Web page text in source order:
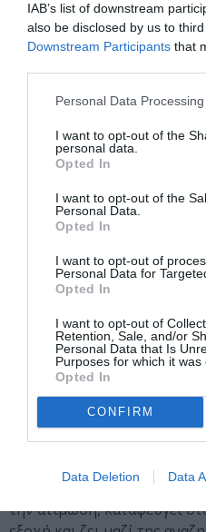
IAB’s list of downstream
also be disclosed by us to
Downstream Participants that
Personal Data
I want to opt-out of the
personal data.
Opted In
I want to opt-out of the
Personal Data.
Opted In
I want to opt-out of
Personal Data for
Opted In
I want to opt-out of
Retention, Sale, and/or
Personal Data that Is
Purposes for which it was
Opted In
CONFIRM
Data Deletion Data
στρατόπεδα για ανθρώπους
προσθέσουν δύο και δύο,
από τα στρατόπεδα, έξω απ’
Ισως αυτό να ‘ναι μεγάλο
άνθρωποι έχουν απομείνει
ούτε στέκονται σκοπιά σε
στρατόπεδα? ίσως, αν
φιλανθρωπία». (Απόσπασμα
του Μάικλ K.»
Κοτζιά.)
Το 1999, στη μετά το
δημοσιεύεται η
έργο του.Eδώ ο Κουτσί
ιστορία ενός
ύστερα από ερωτική σχέση
του, απομακρύνεται από το
απομονώνεται από τον
την ατίμωση, καταφεύγει